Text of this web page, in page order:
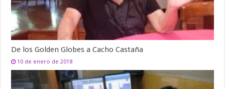
De los Golden Globes a Cacho Castaña
10 de enero de 2018